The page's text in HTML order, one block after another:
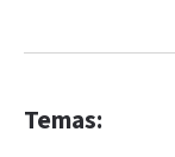
Temas: